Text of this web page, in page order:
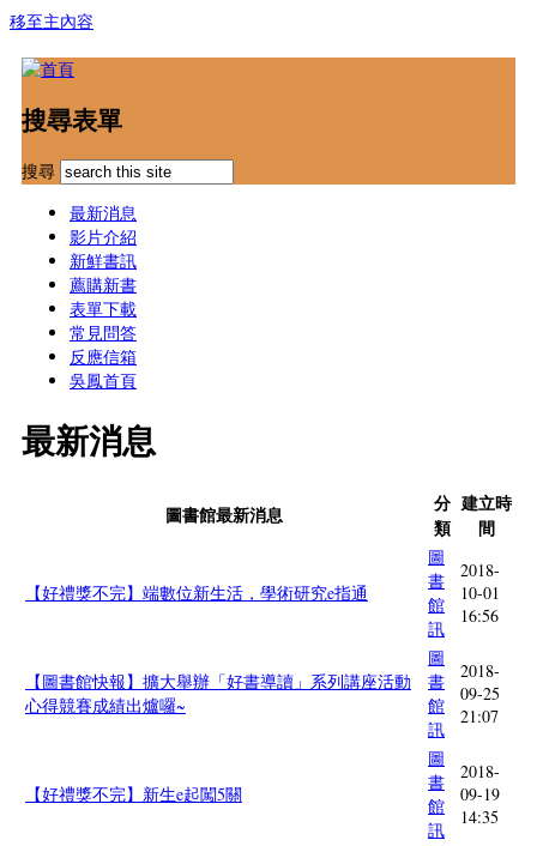
移至主內容
搜尋表單
搜尋
最新消息
影片介紹
新鮮書訊
薦購新書
表單下載
常見問答
反應信箱
吳鳳首頁
最新消息
圖書館最新消息
分
類
建立時
間
【好禮獎不完】端數位新生活，學術研究e指通
圖
書
館
訊
2018-
10-01
16:56
【圖書館快報】擴大舉辦「好書導讀」系列講座活動
心得競賽成績出爐囉~
圖
書
館
訊
2018-
09-25
21:07
【好禮獎不完】新生e起闖5關
圖
書
館
訊
2018-
09-19
14:35